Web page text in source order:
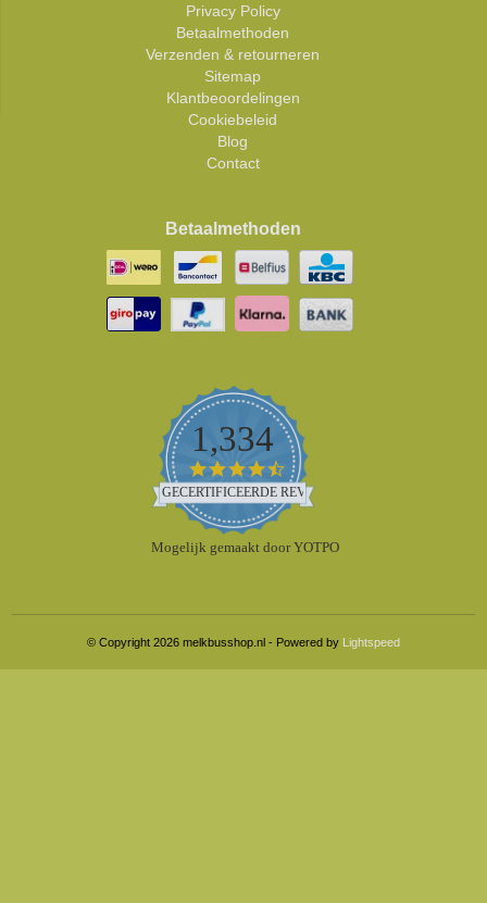
Privacy Policy
Betaalmethoden
Verzenden & retourneren
Sitemap
Klantbeoordelingen
Cookiebeleid
Blog
Contact
Betaalmethoden
1,334
4.5
star
rating
GECERTIFICEERDE REVIEWS
Mogelijk gemaakt door YOTPO
© Copyright 2026 melkbusshop.nl - Powered by Lightspeed